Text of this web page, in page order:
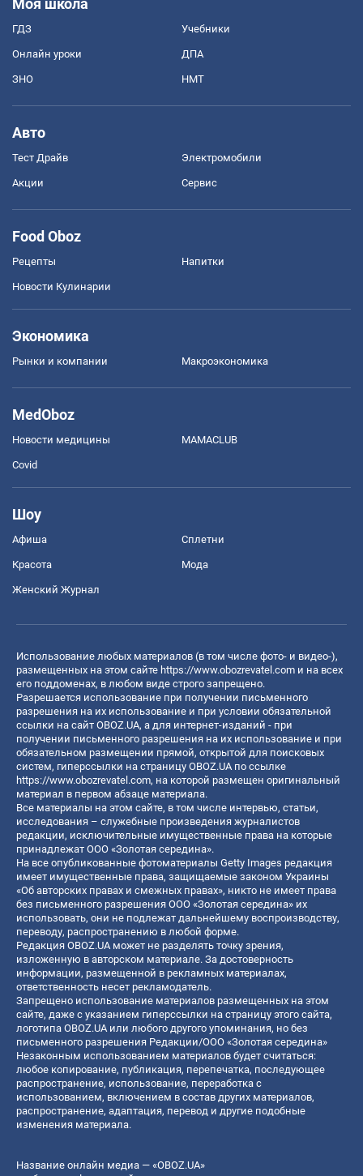
ГДЗ Учебники
Онлайн уроки ДПА
ЗНО НМТ
Авто
Тест Драйв Электромобили
Акции Сервис
Food Oboz
Рецепты Напитки
Новости Кулинарии
Экономика
Рынки и компании Mакроэкономика
MedOboz
Новости медицины MAMACLUB
Covid
Шоу
Афиша Сплетни
Красота Мода
Женский Журнал
Использование любых материалов (в том числе фото- и видео-),
размещенных на этом сайте https://www.obozrevatel.com и на всех
его поддоменах, в любом виде строго запрещено.
Разрешается использование при получении письменного
разрешения на их использование и при условии обязательной
ссылки на сайт OBOZ.UA, а для интернет-изданий - при
получении письменного разрешения на их использование и при
обязательном размещении прямой, открытой для поисковых
систем, гиперссылки на страницу OBOZ.UA по ссылке
https://www.obozrevatel.com, на которой размещен оригинальный
материал в первом абзаце материала.
Все материалы на этом сайте, в том числе интервью, статьи,
исследования – служебные произведения журналистов
редакции, исключительные имущественные права на которые
принадлежат ООО «Золотая середина».
На все опубликованные фотоматериалы Getty Images редакция
имеет имущественные права, защищаемые законом Украины
«Об авторских правах и смежных правах», никто не имеет права
без письменного разрешения ООО «Золотая середина» их
использовать, они не подлежат дальнейшему воспроизводству,
переводу, распространению в любой форме.
Редакция OBOZ.UA может не разделять точку зрения,
изложенную в авторском материале. За достоверность
информации, размещенной в рекламных материалах,
ответственность несет рекламодатель.
Запрещено использование материалов размещенных на этом
сайте, даже с указанием гиперссылки на страницу этого сайта,
логотипа OBOZ.UA или любого другого упоминания, но без
письменного разрешения Редакции/ООО «Золотая середина»
Незаконным использованием материалов будет считаться:
любое копирование, публикация, перепечатка, последующее
распространение, использование, переработка с
использованием, включением в состав других материалов,
распространение, адаптация, перевод и другие подобные
изменения материала.
Название онлайн медиа — «OBOZ.UA»